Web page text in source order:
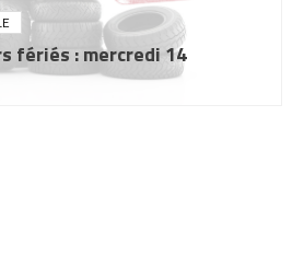
fériés : mercredi 14